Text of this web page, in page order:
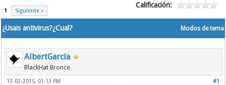
1 Siguiente »
Calificación:
Modos de tema
¿Usais antivirus?¿Cual?
AlbertGarcia
BlackHat Bronce
#1
13-02-2015, 01:13 PM